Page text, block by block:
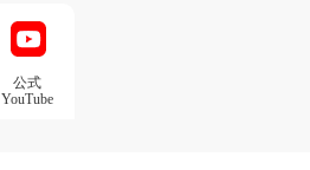
公式
YouTube